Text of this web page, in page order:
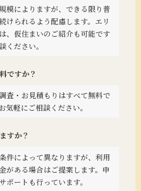
模によりますが、できる限り普
けられるよう配慮します。 エリ
、仮住まいのご紹介も可能です
ください。
ですか？
査・お見積もりはすべて無料で
気軽にご相談ください。
すか？
件によって異なりますが、利用
がある場合はご提案します。 申
ポートも行っています。